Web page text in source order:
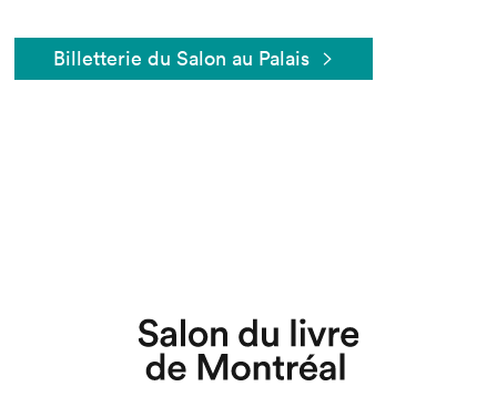
Billetterie du Salon au Palais